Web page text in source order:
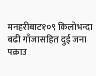
मनहरीबाट१०९ किलोभन्दा
बढी गाँजासहित दुई जना
पक्राउ